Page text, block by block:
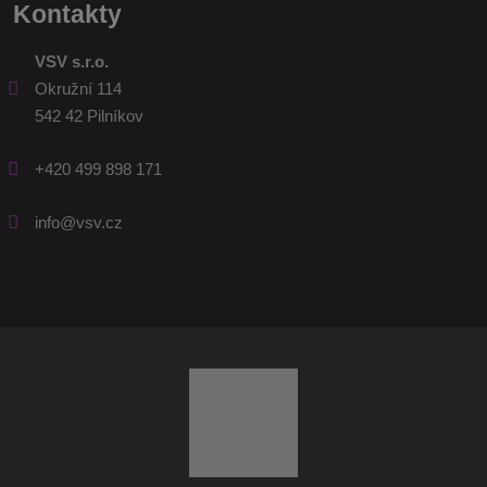
Kontakty
VSV s.r.o.
Okružní 114
542 42 Pilníkov
+420 499 898 171
info@vsv.cz